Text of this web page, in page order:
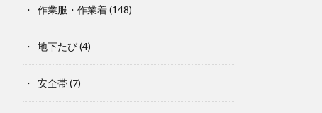
作業服・作業着(148)
地下たび(4)
安全帯(7)